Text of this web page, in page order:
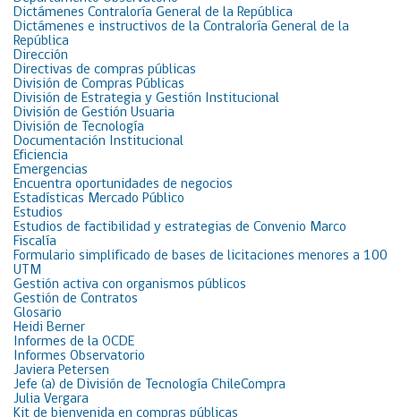
Dictámenes Contraloría General de la República
Dictámenes e instructivos de la Contraloría General de la
República
Dirección
Directivas de compras públicas
División de Compras Públicas
División de Estrategia y Gestión Institucional
División de Gestión Usuaria
División de Tecnología
Documentación Institucional
Eficiencia
Emergencias
Encuentra oportunidades de negocios
Estadísticas Mercado Público
Estudios
Estudios de factibilidad y estrategias de Convenio Marco
Fiscalía
Formulario simplificado de bases de licitaciones menores a 100
UTM
Gestión activa con organismos públicos
Gestión de Contratos
Glosario
Heidi Berner
Informes de la OCDE
Informes Observatorio
Javiera Petersen
Jefe (a) de División de Tecnología ChileCompra
Julia Vergara
Kit de bienvenida en compras públicas